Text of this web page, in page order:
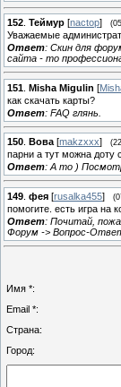
152 Теймур [nactop]
Уважаемые
Ответ: Скин для
сайта - то
151 Misha Migulin [
как скачать карты?
Ответ: FAQ глянь.
150 Вова [makzxxx]
парни а тут можна доту
Ответ: А то )
149 фея [rusalka455]
помогите. есть игра на
Ответ: Почитай,
Форум -> Вопрос-
Имя *:
Email *:
Страна:
Город: